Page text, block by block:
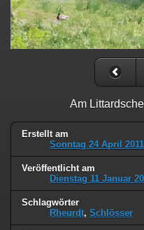
Am
Erstellt am
Sonntag 24 April 2011
Veröffentlicht am
Dienstag 11 Januar
Schlagwörter
Rheurdt, Schlösser